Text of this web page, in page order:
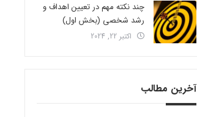
چند نکته مهم در تعیین اهداف و
رشد شخصی (بخش اول)
اکتبر 22, 2024
آخرین مطالب